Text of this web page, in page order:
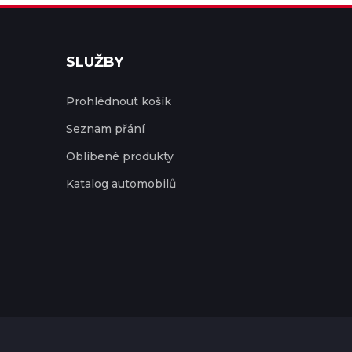
SLUŽBY
Prohlédnout košík
Seznam přání
Oblíbené produkty
Katalog automobilů